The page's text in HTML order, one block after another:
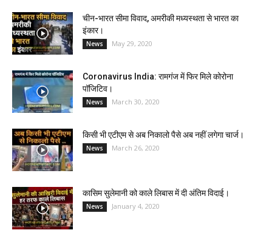
चीन-भारत सीमा विवाद, अमरीकी मध्यस्थता से भारत का
इंकार।
News May 29, 2020
Coronavirus India: रामगंज में फिर मिले कोरोना
पॉजिटिव।
News March 30, 2020
किसी भी एटीएम से अब निकालो पैसे अब नहीं लगेगा चार्ज।
News March 26, 2020
कासिम सुलेमानी को काले लिबास में दी अंतिम विदाई।
News January 4, 2020